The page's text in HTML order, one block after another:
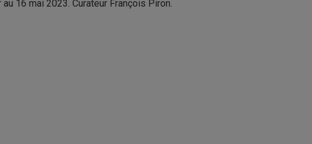
16 mai 2023. Curateur François Piron.